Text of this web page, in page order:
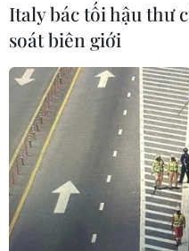
Italy bác tối hậu thư
soát biên giới